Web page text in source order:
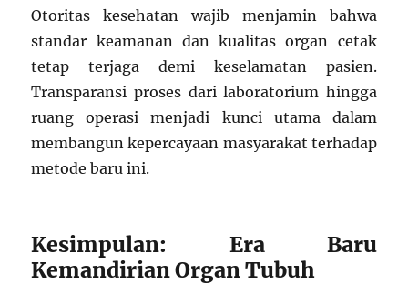
Otoritas kesehatan wajib menjamin bahwa
standar keamanan dan kualitas organ cetak
tetap terjaga demi keselamatan pasien.
Transparansi proses dari laboratorium hingga
ruang operasi menjadi kunci utama dalam
membangun kepercayaan masyarakat terhadap
metode baru ini.
Kesimpulan: Era Baru
Kemandirian Organ Tubuh